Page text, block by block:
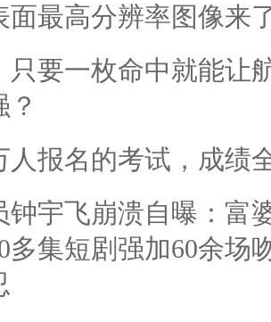
面最高分辨率图像来
只要一枚命中就能让
人报名的考试，成绩
钟宇飞崩溃自曝：富
多集短剧强加60余场